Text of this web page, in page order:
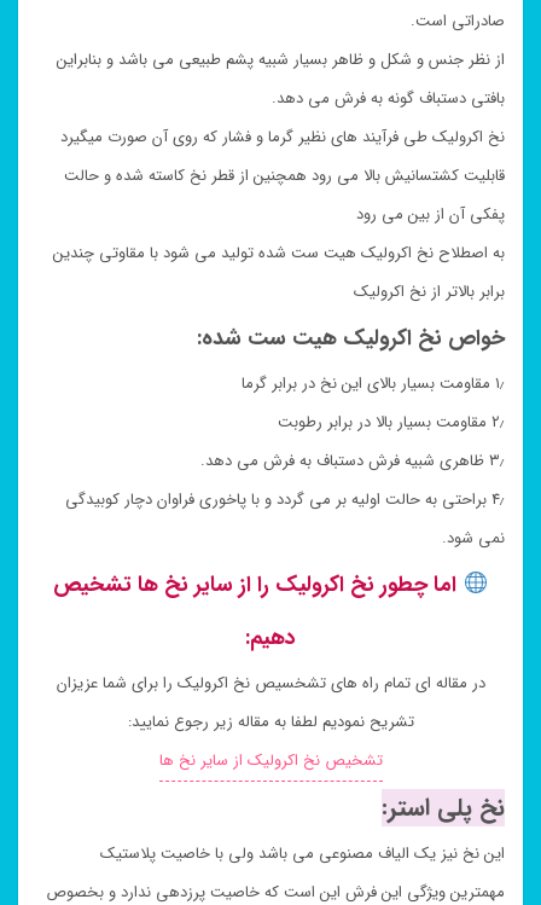
صادراتی است.
از نظر جنس و شکل و ظاهر بسیار شبیه پشم طبیعی می باشد و بنابراین
بافتی دستباف گونه به فرش می دهد.
نخ اکرولیک طی فرآیند های نظیر گرما و فشار که روی آن صورت میگیرد
قابلیت کشتسانیش بالا می رود همچنین از قطر نخ کاسته شده و حالت
پفکی آن از بین می رود
به اصطلاح نخ اکرولیک هیت ست شده تولید می شود با مقاوتی چندین
برابر بالاتر از نخ اکرولیک
خواص نخ اکرولیک هیت ست شده:
۱٫ مقاومت بسیار بالای این نخ در برابر گرما
۲٫ مقاومت بسیار بالا در برابر رطوبت
۳٫ ظاهری شبیه فرش دستباف به فرش می دهد.
۴٫ براحتی به حالت اولیه بر می گردد و با پاخوری فراوان دچار کوبیدگی
نمی شود.
اما چطور نخ اکرولیک را از سایر نخ ها تشخیص
دهیم:
در مقاله ای تمام راه های تشخسیص نخ اکرولیک را برای شما عزیزان
تشریح نمودیم لطفا به مقاله زیر رجوع نمایید:
تشخیص نخ اکرولیک از سایر نخ ها
نخ پلی استر:
این نخ نیز یک الیاف مصنوعی می باشد ولی با خاصیت پلاستیک
مهمترین ویژگی این فرش این است که خاصیت پرزدهی ندارد و بخصوص